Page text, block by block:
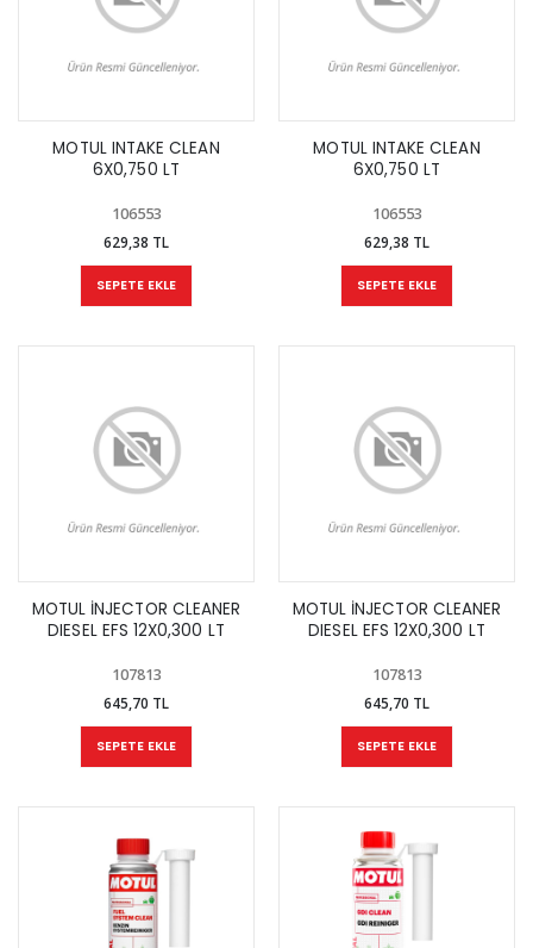
MOTUL INTAKE CLEAN
6X0,750 LT
106553
629,38 TL
SEPETE EKLE
MOTUL INTAKE CLEAN
6X0,750 LT
106553
629,38 TL
SEPETE EKLE
MOTUL İNJECTOR CLEANER
DIESEL EFS 12X0,300 LT
107813
645,70 TL
SEPETE EKLE
MOTUL İNJECTOR CLEANER
DIESEL EFS 12X0,300 LT
107813
645,70 TL
SEPETE EKLE